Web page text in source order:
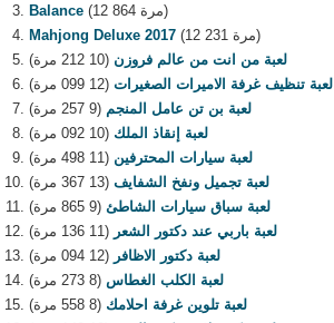
Balance
(12 864 مرة)
Mahjong Deluxe 2017
(12 231 مرة)
لعبة من انت من عالم فروزن (10 212 مرة)
لعبة تنظيف غرفة الاميرات الصغيرات (12 099 مرة)
لعبة بن تن عامل المنجم (9 257 مرة)
لعبة إنقاذ الملك (10 092 مرة)
لعبة سيارات المحترفين (11 498 مرة)
لعبة تجميل ونفخ الشفايف (13 367 مرة)
لعبة سباق سيارات الشاطئ (9 865 مرة)
لعبة باربي عند دكتور الشعر (11 136 مرة)
لعبة دكتور الاظافر (12 094 مرة)
لعبة الكلب الغطاس (8 273 مرة)
لعبة تلوين غرفة احلامك (8 558 مرة)